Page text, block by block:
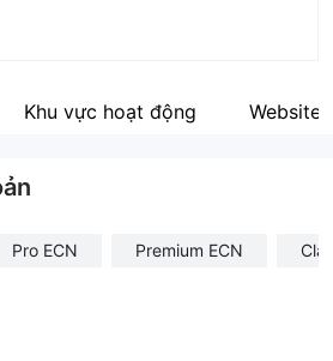
Khu vực hoạt động Website
Pro ECN Premium ECN